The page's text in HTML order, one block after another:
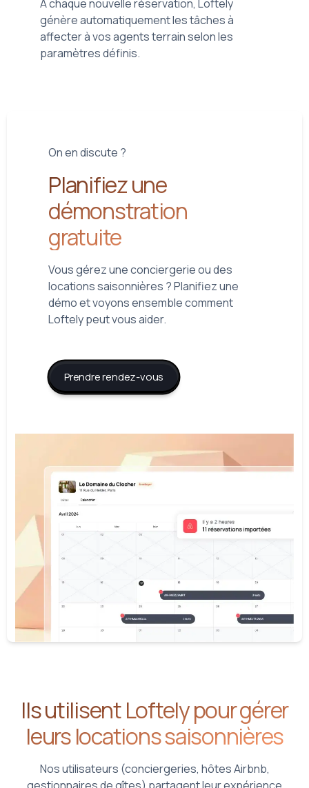
À chaque nouvelle réservation, Loftely
génère automatiquement les tâches à
affecter à vos agents terrain selon les
paramètres définis.
On en discute ?
Planifiez une
démonstration
gratuite
Vous gérez une conciergerie ou des
locations saisonnières ? Planifiez une
démo et voyons ensemble comment
Loftely peut vous aider.
Prendre rendez-vous
Ils utilisent Loftely pour gérer
leurs locations saisonnières
Nos utilisateurs (conciergeries, hôtes Airbnb,